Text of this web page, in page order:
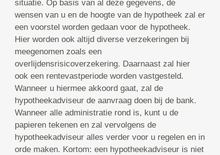
situatie. Op basis van al deze gegevens, de
wensen van u en de hoogte van de hypotheek zal er
een voorstel worden gedaan voor de hypotheek.
Hier worden ook altijd diverse verzekeringen bij
meegenomen zoals een
overlijdensrisicoverzekering. Daarnaast zal hier
ook een rentevastperiode worden vastgesteld.
Wanneer u hiermee akkoord gaat, zal de
hypotheekadviseur de aanvraag doen bij de bank.
Wanneer alle administratie rond is, kunt u de
papieren tekenen en zal vervolgens de
hypotheekadviseur alles verder voor u regelen en in
orde maken. Kortom: een hypotheekadviseur is niet